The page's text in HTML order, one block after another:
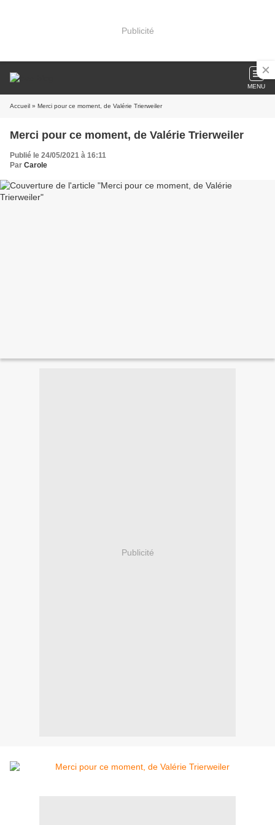
Publicité
MENU
Accueil » Merci pour ce moment, de Valérie Trierweiler
Merci pour ce moment, de Valérie Trierweiler
Publié le 24/05/2021 à 16:11
Par Carole
Publicité